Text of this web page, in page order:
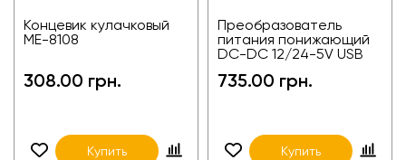
Концевик кулачковый
ME-8108
308.00 грн.
Купить
Преобразователь
питания понижающий
DC-DC 12/24-5V USB
735.00 грн.
Купить